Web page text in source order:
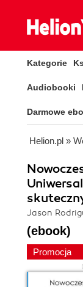
Kategorie
Audiobooki
Darmowe
Helion.pl »
Jason
(ebook)
Promocja